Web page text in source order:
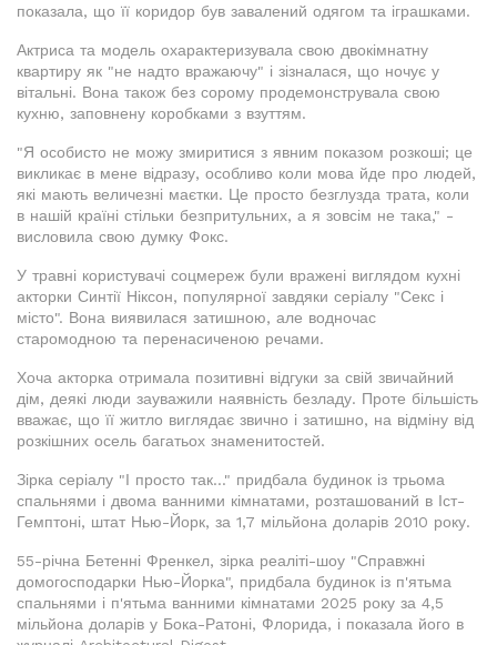
показала, що її коридор був завалений одягом та іграшками.
Актриса та модель охарактеризувала свою двокімнатну
квартиру як "не надто вражаючу" і зізналася, що ночує у
вітальні. Вона також без сорому продемонструвала свою
кухню, заповнену коробками з взуттям.
"Я особисто не можу змиритися з явним показом розкоші; це
викликає в мене відразу, особливо коли мова йде про людей,
які мають величезні маєтки. Це просто безглузда трата, коли
в нашій країні стільки безпритульних, а я зовсім не така," -
висловила свою думку Фокс.
У травні користувачі соцмереж були вражені виглядом кухні
акторки Синтії Ніксон, популярної завдяки серіалу "Секс і
місто". Вона виявилася затишною, але водночас
старомодною та перенасиченою речами.
Хоча акторка отримала позитивні відгуки за свій звичайний
дім, деякі люди зауважили наявність безладу. Проте більшість
вважає, що її житло виглядає звично і затишно, на відміну від
розкішних осель багатьох знаменитостей.
Зірка серіалу "І просто так..." придбала будинок із трьома
спальнями і двома ванними кімнатами, розташований в Іст-
Гемптоні, штат Нью-Йорк, за 1,7 мільйона доларів 2010 року.
55-річна Бетенні Френкел, зірка реаліті-шоу "Справжні
домогосподарки Нью-Йорка", придбала будинок із п'ятьма
спальнями і п'ятьма ванними кімнатами 2025 року за 4,5
мільйона доларів у Бока-Ратоні, Флорида, і показала його в